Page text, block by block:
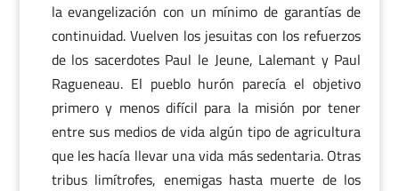
la evangelización con un mínimo de garantías de
continuidad. Vuelven los jesuitas con los refuerzos
de los sacerdotes Paul le Jeune, Lalemant y Paul
Ragueneau. El pueblo hurón parecía el objetivo
primero y menos difícil para la misión por tener
entre sus medios de vida algún tipo de agricultura
que les hacía llevar una vida más sedentaria. Otras
tribus limítrofes, enemigas hasta muerte de los